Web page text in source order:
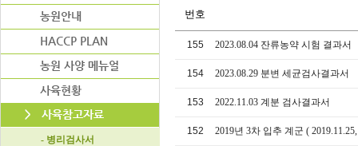
- 병리검사서
번호
155 2023.08.04 잔류농약 시험 결과서
154 2023.08.29 분변 세균검사결과서
153 2022.11.03 계분 검사결과서
152 2019년 3차 입추 계군 (